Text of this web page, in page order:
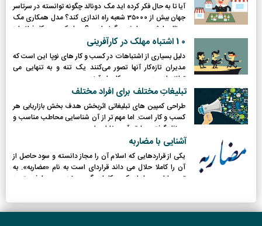
آیا تا به حال فکر کرده اید مک دونالد چگونه توانسته در سرتاسر
جهان بیش از 35000 شعبه راه اندازی کند؟ مدل همکاری مک
دونالد با شعبه هایش چگونه است؟ مدل کسب و کار فرانچایز
یا فرانشیز چیست و چگونه برای همکاری شرکت ها استفاده می
شود؟
10 اشتباه مهلک در کارآفرینی
دلیل بسیاری از اشتباهات در کسب و کار های نوپا این است که
مدیران تازه‌کار آنها تصور می‌کنند یک‌ تنه و به‌ تنهایی می‌
توانند از عهده‌ی همه‌ی کارها برآیند.
تبلیغاتِ مختلف برای افراد مختلف
طراحی کمپین های تبلیغاتی اثربخش هدف بخش بازاریابی هر
کسب و کار است. اما مهم تر از آن شناسایی محاطب مناسب و
در نظر گرفتن سلیقه آن مخاطب است.
آشنایی با مضاربه
یکی از قراردهایی که اسلام آن را مجاز دانسته و سود حاصل از
آن را کاملا حلال می داند قراردای است به نام «مضاربه». به
تعبیر بازاری، پول از یکی و کار ازدیگری و نیز هر دو طرف متعهد
اند بین خود تقسیم کنند. نکته مهم در مضاربه آن است که این
عقد شرعی با کمی بی دقتی، آلوده به حرام شده و سر از ربا در